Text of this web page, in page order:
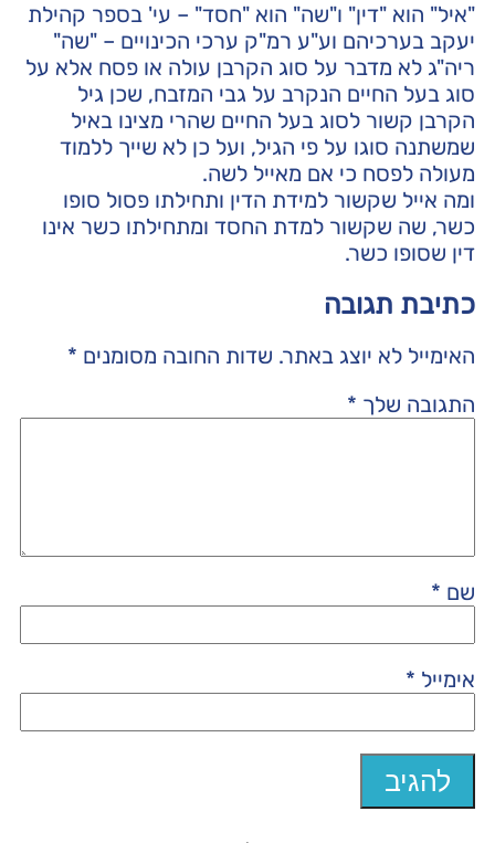
"איל" הוא "דין" ו"שה" הוא "חסד" – עי' בספר קהילת
יעקב בערכיהם וע"ע רמ"ק ערכי הכינויים – "שה"
ריה"ג לא מדבר על סוג הקרבן עולה או פסח אלא על
סוג בעל החיים הנקרב על גבי המזבח, שכן גיל
הקרבן קשור לסוג בעל החיים שהרי מצינו באיל
שמשתנה סוגו על פי הגיל, ועל כן לא שייך ללמוד
מעולה לפסח כי אם מאייל לשה.
ומה אייל שקשור למידת הדין ותחילתו פסול סופו
כשר, שה שקשור למדת החסד ומתחילתו כשר אינו
דין שסופו כשר.
כתיבת תגובה
האימייל לא יוצג באתר. שדות החובה מסומנים *
התגובה שלך *
שם *
אימייל *